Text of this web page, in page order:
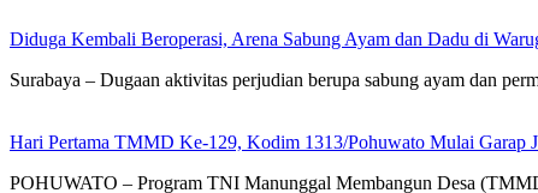
Diduga Kembali Beroperasi, Arena Sabung Ayam dan Dadu di
Surabaya – Dugaan aktivitas perjudian berupa sabung ayam dan
Hari Pertama TMMD Ke-129, Kodim 1313/Pohuwato Mulai Garap
POHUWATO – Program TNI Manunggal Membangun Desa